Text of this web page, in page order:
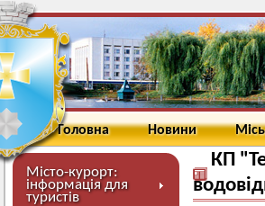
Головна Новини
Місто-курорт:
інформація для
туристів
КП